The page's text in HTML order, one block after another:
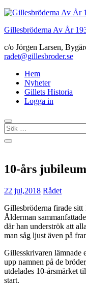
Gillesbröderna Av År
c/o Jörgen Larsen,
radet@gillesbroder.se
Hem
Nyheter
Gillets Historia
Logga in
Sök
efter:
10-års jubileum
22 jul,2018 Rådet
Gillesbröderna firade
Ålderman
där han underströk att
man såg ljust även på
Gillesskrivaren lämnade
upp namnen på de
utdelades 10-årsmärket
start.